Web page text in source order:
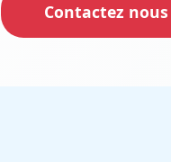
Contactez nous